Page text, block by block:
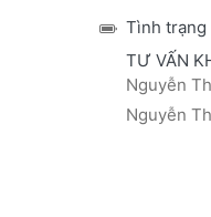
Tình trạng
TƯ VẤN
Nguyễn
Nguyễn